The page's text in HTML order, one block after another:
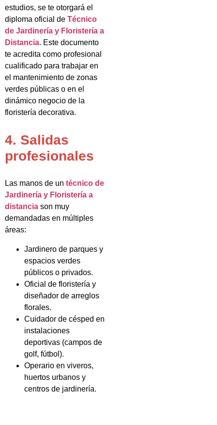
estudios, se te otorgará el
diploma oficial de Técnico
de Jardinería y Floristería a
Distancia. Este documento
te acredita como profesional
cualificado para trabajar en
el mantenimiento de zonas
verdes públicas o en el
dinámico negocio de la
floristería decorativa.
4. Salidas
profesionales
Las manos de un técnico de
Jardinería y Floristería a
distancia son muy
demandadas en múltiples
áreas:
Jardinero de parques y
espacios verdes
públicos o privados.
Oficial de floristería y
diseñador de arreglos
florales.
Cuidador de césped en
instalaciones
deportivas (campos de
golf, fútbol).
Operario en viveros,
huertos urbanos y
centros de jardinería.